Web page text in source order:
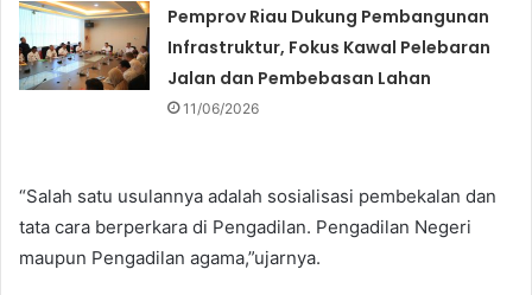
Pemprov Riau Dukung Pembangunan
Infrastruktur, Fokus Kawal Pelebaran
Jalan dan Pembebasan Lahan
11/06/2026
“Salah satu usulannya adalah sosialisasi pembekalan dan
tata cara berperkara di Pengadilan. Pengadilan Negeri
maupun Pengadilan agama,”ujarnya.